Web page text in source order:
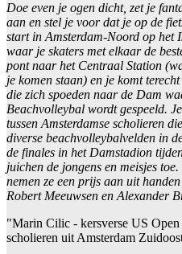
Doe even je ogen dicht, zet je
aan en stel je voor dat je op de
start in Amsterdam-Noord op het
waar je skaters met elkaar de
pont naar het Centraal Station
je komen staan) en je komt
die zich spoeden naar de Dam
Beachvolleybal wordt gespeeld.
tussen Amsterdamse scholieren
diverse beachvolleybalvelden in
de finales in het Damstadion
juichen de jongens en meisjes
nemen ze een prijs aan uit
Robert Meeuwsen en Alexander
"Marin Cilic - kersverse US
scholieren uit Amsterdam